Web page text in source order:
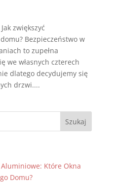
zwiększyć
Bezpieczeństwo w
to zupełna
we własnych czterech
dlatego decydujemy się
drzwi....
Które Okna
Domu?